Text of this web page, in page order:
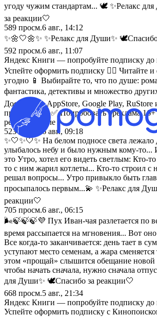
угоду чужим стандартам... 🕊️ ✨Релакс
за реакции🤍
589 просм.6 авг., 14:12
✨🌼🤍🌼✨ ✨Релакс для Души✨
592 просм.6 авг., 11:07
Яндекс Книги — попробуйте подписку до
Успейте оформить подписку 🏃‍♂️ Читайте и
угодно 📱 Выбирайте то, что по душе:
фантастика, детективы и множество
Доступно в AppStore, Google Play, RuStore
приложений ✅ Попробовать #реклама
рекламодателе
523просм.
6 авг., 09:18
✨🤍✨🤍✨ На белом подносе света
улыбалось небу и было нужным кому-
это Утро, хотел его видеть светлым: Кто-
то с ним жарил котлеты... Кто-то строил с
решал вопросы... Утро привыкло быть
просыпалось первым...💫 ✨Релакс для
реакции🤍
705 просм.6 авг., 06:15
🌬️🍃🍃🍃💜 Пух Иван-чая разлетается по
время рассыпается на мгновения... Вот
Все когда-то заканчивается: день тает в
уступают место семенам, а жара
этом «прощай» слышится обещание новой
чтобы начать сначала, нужно сначала
для Души✨ 🕊️Спасибо за реакции🤍
668 просм.5 авг., 21:34
Яндекс Книги — попробуйте подписку до
Успейте оформить подписку с